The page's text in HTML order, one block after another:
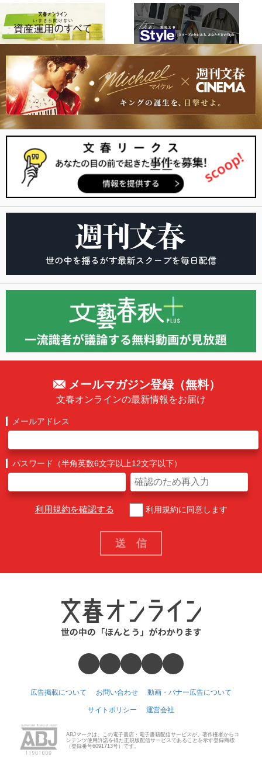
メールマガジン登録（無料）
文春オンラインの最新情報をお届け
メールアドレス
パスワード（半角英数6文字以上12文字以下）
利用規約を確認する 利用規約に同意します
広告掲載について お問い合わせ 動画・バナー広告について
サイトポリシー 運営会社
ABJマークは、この電子書店・電子書籍配信サービスが、著作権者からコ
ンテンツ使用許諾を得た正規版配信サービスであることを示す登録商標
（登録番号6091713号）です。